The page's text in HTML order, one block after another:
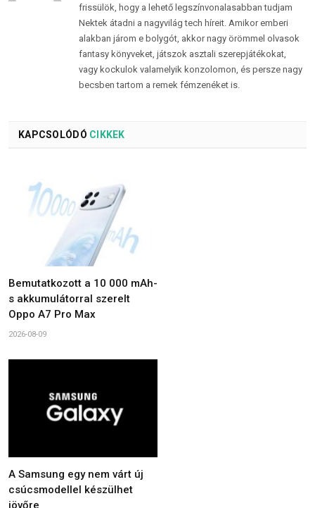
frissülök, hogy a lehető legszínvonalasabban tudjam
Nektek átadni a nagyvilág tech híreit. Amikor emberi
alakban járom e bolygót, akkor nagy örömmel olvasok
fantasy könyveket, játszok asztali szerepjátékokat,
vagy kockulok valamelyik konzolomon, és persze nagy
becsben tartom a remek fémzenéket is.
KAPCSOLÓDÓ CIKKEK
Bemutatkozott a 10 000 mAh-
s akkumulátorral szerelt
Oppo A7 Pro Max
2026-08-09
A Samsung egy nem várt új
csúcsmodellel készülhet
jövőre